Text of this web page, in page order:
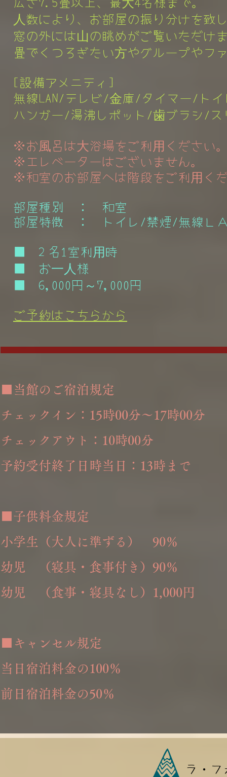
人数により、お部屋の振り分けを致
窓の外には山の眺めがご覧いただけ
畳でくつろぎたい方やグループやフ
[設備アメニティ]
無線LAN/テレビ/金庫/タイマー/トイ
ハンガー/湯沸しポット/歯ブラシ/ス
※お風呂は大浴場をご利用ください
※エレベーターはございません。
※和室のお部屋へは階段をご利用く
部屋種別 ： 和室
部屋特徴 ： トイレ/禁煙/無線Ｌ
■ 2 名1室利用時
■ お一人様
■ 6,000円～7,000円
ご予約はこちらから
■当館のご宿泊規定
チェックイン：15時00分～17時00分
チェックアウト：10時00分
予約受付終了日時当日：13時まで
■子供料金規定
小学生（大人に準ずる） 90％
幼児 （寝具・食事付き）90％
幼児 （食事・寝具なし）1,000円
■キャンセル規定
当日宿泊料金の100％
前日宿泊料金の50％
ラ・